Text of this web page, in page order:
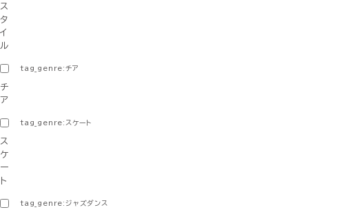
ス
タ
イ
ル
tag_genre:チア
チ
ア
tag_genre:スケート
ス
ケ
ー
ト
tag_genre:ジャズダンス